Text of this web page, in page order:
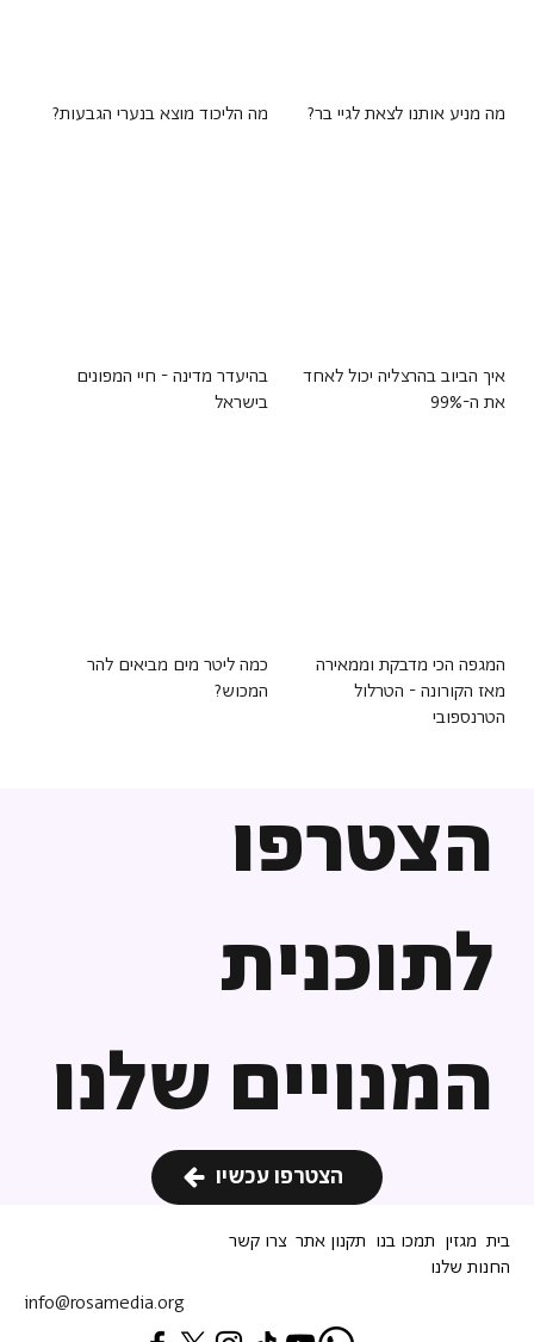
הצטרפו
לתוכנית
המנויים שלנו
הצטרפו עכשיו
מה מניע אותנו לצאת לגיי בר? מה הליכוד מוצא בנערי הגבעות?
איך הביוב בהרצליה יכול לאחד
את ה-99%
בהיעדר מדינה - חיי המפונים
בישראל
המגפה הכי מדבקת וממאירה
מאז הקורונה - הטרלול
הטרנספובי
כמה ליטר מים מביאים להר
המכוש?
info@rosamedia.org
בית מגזין תמכו בנו תקנון אתר צרו קשר
החנות שלנו